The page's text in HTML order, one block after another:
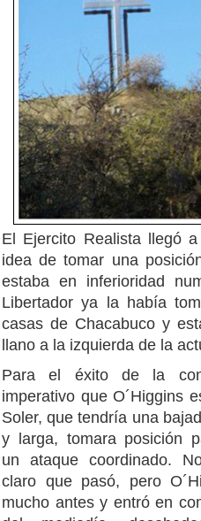
El Ejercito Realista llegó
idea de tomar una
estaba en inferioridad
Libertador ya la había
casas de Chacabuco y
llano a la izquierda de la
Para el éxito de la
imperativo que O´Higgins
Soler, que tendría una
y larga, tomara posición
un ataque coordinado.
claro que pasó, pero
mucho antes y entró en